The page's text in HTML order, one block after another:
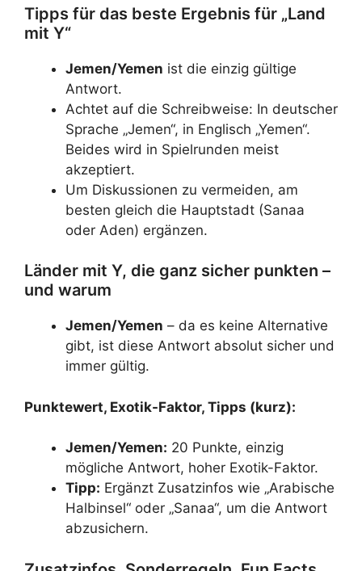
Tipps für das beste Ergebnis für „Land
mit Y“
Jemen/Yemen ist die einzig gültige
Antwort.
Achtet auf die Schreibweise: In deutscher
Sprache „Jemen“, in Englisch „Yemen“.
Beides wird in Spielrunden meist
akzeptiert.
Um Diskussionen zu vermeiden, am
besten gleich die Hauptstadt (Sanaa
oder Aden) ergänzen.
Länder mit Y, die ganz sicher punkten –
und warum
Jemen/Yemen – da es keine Alternative
gibt, ist diese Antwort absolut sicher und
immer gültig.
Punktewert, Exotik-Faktor, Tipps (kurz):
Jemen/Yemen: 20 Punkte, einzig
mögliche Antwort, hoher Exotik-Faktor.
Tipp: Ergänzt Zusatzinfos wie „Arabische
Halbinsel“ oder „Sanaa“, um die Antwort
abzusichern.